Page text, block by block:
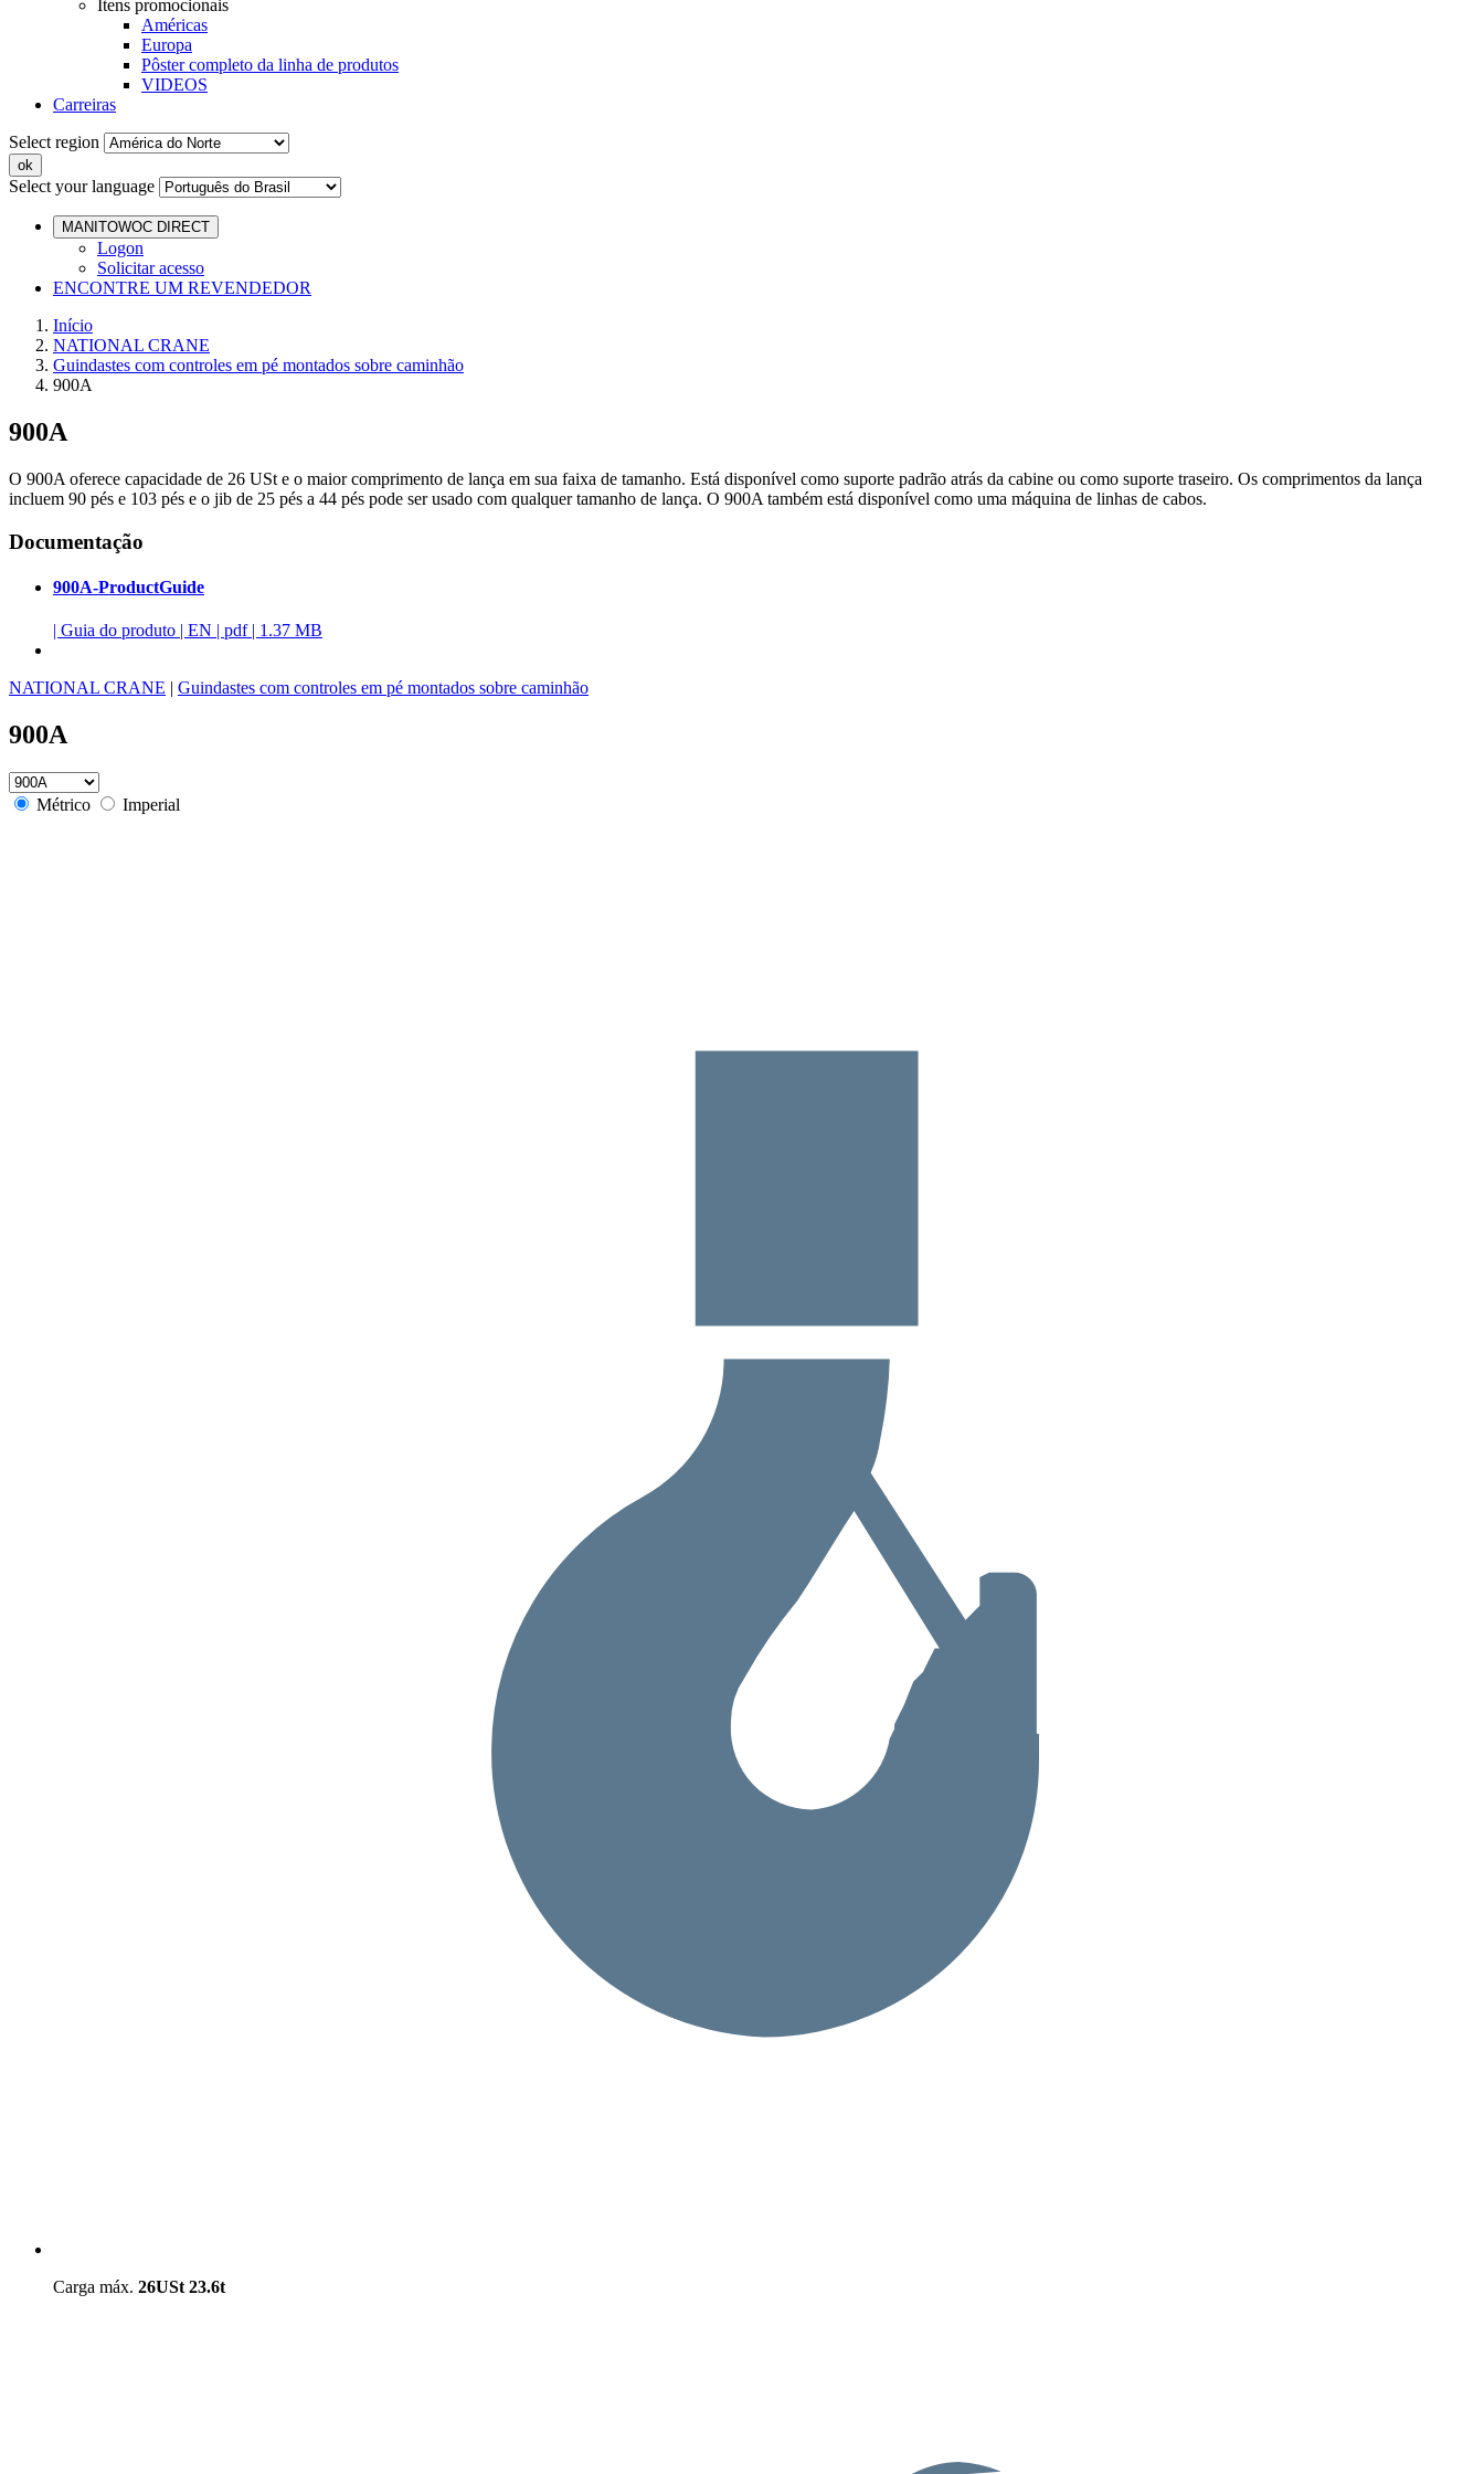
Itens promocionais
Américas
Europa
Pôster completo da linha de produtos
VIDEOS
Carreiras
Select region
Select your language
MANITOWOC DIRECT
Logon
Solicitar acesso
ENCONTRE UM REVENDEDOR
Início
NATIONAL CRANE
Guindastes com controles em pé montados sobre caminhão
900A
900A
O 900A oferece capacidade de 26 USt e o maior comprimento de lança em sua faixa de tamanho. Está disponível como suporte padrão atrás da cabine ou como suporte traseiro. Os comprimentos da lança
incluem 90 pés e 103 pés e o jib de 25 pés a 44 pés pode ser usado com qualquer tamanho de lança. O 900A também está disponível como uma máquina de linhas de cabos.
Documentação
900A-ProductGuide
| Guia do produto | EN | pdf | 1.37 MB
NATIONAL CRANE | Guindastes com controles em pé montados sobre caminhão
900A
Métrico Imperial
Carga máx. 26USt 23.6t